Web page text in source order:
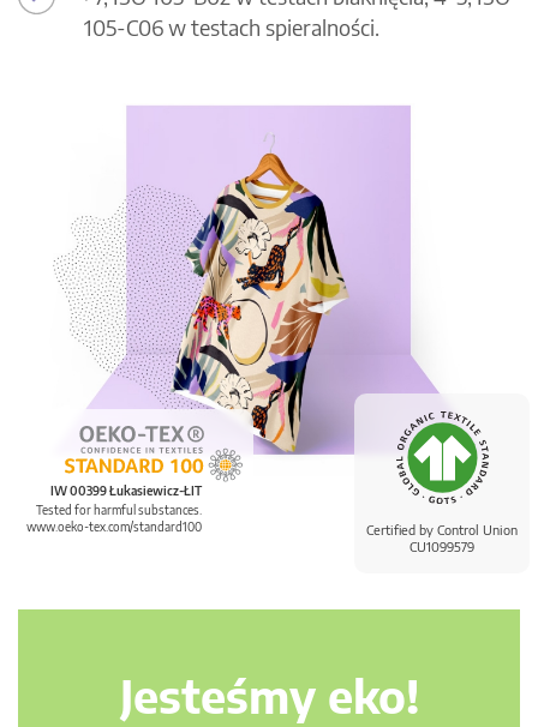
Certified by Control Union
CU1099579
IW 00399 Łukasiewicz-ŁIT
Tested for harmful substances.
www.oeko-tex.com/standard100
105-C06 w testach spieralności.
Jesteśmy eko!